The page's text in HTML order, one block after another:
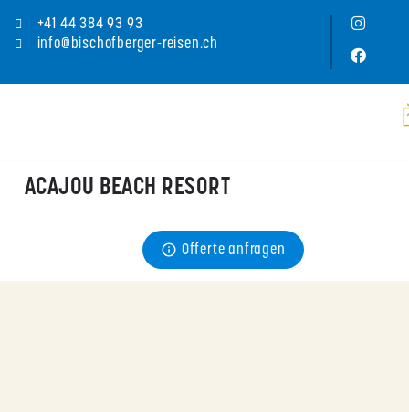
+41 44 384 93 93
info@bischofberger-reisen.ch
ACAJOU BEACH RESORT
Offerte anfragen